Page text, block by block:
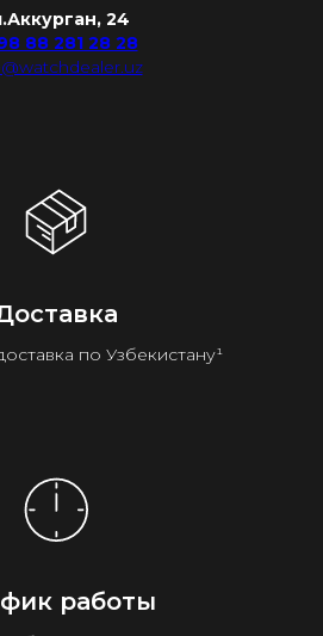
24
88 281 28 28
по Узбекистану¹
работы